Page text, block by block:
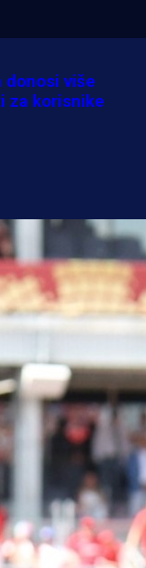
donosi više
za korisnike